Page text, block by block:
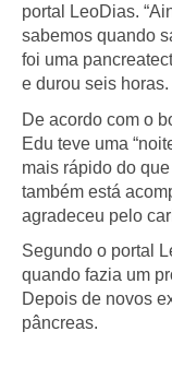
portal LeoDias.
sabemos quando
foi uma
e durou seis horas.
De acordo com o
Edu teve uma
mais rápido do
também está
agradeceu pelo
Segundo o portal
quando fazia um
Depois de novos
pâncreas.